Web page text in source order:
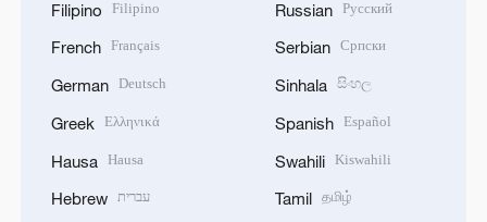
Filipino Filipino
French Français
German Deutsch
Greek Ελληνικά
Hausa Hausa
Hebrew עברית
Russian Русский
Serbian Српски
Sinhala සිංහල
Spanish Español
Swahili Kiswahili
Tamil தமிழ்